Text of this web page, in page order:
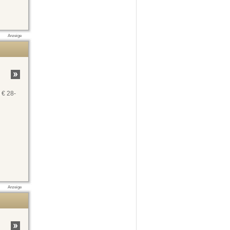
Anzeige
€ 28-
Anzeige